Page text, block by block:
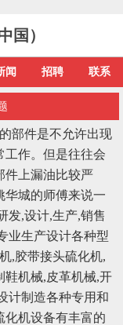
国）
闻 招聘 联系
部件是不允许出现
工作。但是往往会
件上漏油比较严
华城的师傅来说一
发,设计,生产,销售
业生产设计各种型
,胶带接头硫化机,
鞋机械,皮革机械,开
计制造各种专用和
化机设备有丰富的